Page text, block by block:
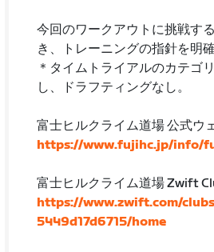
今回のワークアウトに挑戦す
き、トレーニングの指針を明
＊タイムトライアルのカテゴ
し、ドラフティングなし。
富士ヒルクライム道場 公式ウ
https://www.fujihc.jp/info/
富士ヒルクライム道場 Zwift
https://www.zwift.com/
5449d17d6715/home